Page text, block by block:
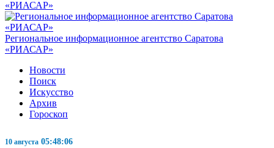
Региональное информационное агентство Саратова
«РИАСАР»
Новости
Поиск
Искусство
Архив
Гороскоп
10 августа 05:48:07